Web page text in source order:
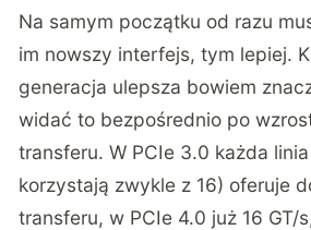
Na samym początku od razu
im nowszy interfejs, tym lepiej.
generacja ulepsza bowiem
widać to bezpośrednio po
transferu. W PCIe 3.0 każda
korzystają zwykle z 16) oferuje
transferu, w PCIe 4.0 już 16 GT/